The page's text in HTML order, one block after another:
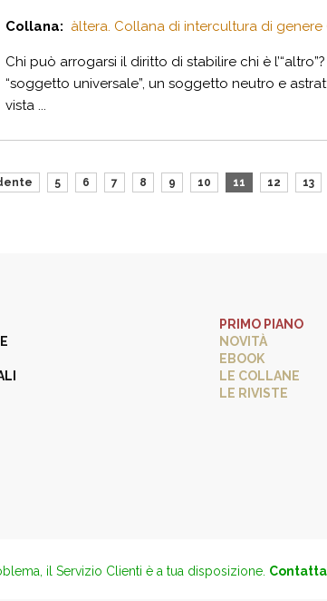
Collana: àltera. Collana di intercultura di genere
Chi può arrogarsi il diritto di stabilire chi è
“soggetto universale”, un soggetto neutro e
vista ...
5 6 7 8 9 10 11 12 13
PRIMO PIANO
NOVITÀ
EBOOK
LE COLLANE
LE RIVISTE
il Servizio Clienti è a tua disposizione.